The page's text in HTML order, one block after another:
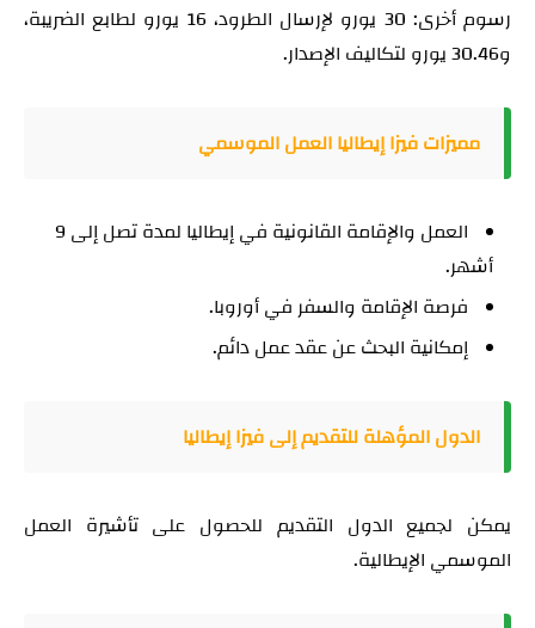
رسوم أخرى: 30 يورو لإرسال الطرود، 16 يورو لطابع الضريبة،
و30.46 يورو لتكاليف الإصدار.
مميزات فيزا إيطاليا العمل الموسمي
العمل والإقامة القانونية في إيطاليا لمدة تصل إلى 9
أشهر.
فرصة الإقامة والسفر في أوروبا.
إمكانية البحث عن عقد عمل دائم.
الدول المؤهلة للتقديم إلى فيزا إيطاليا
يمكن لجميع الدول التقديم للحصول على تأشيرة العمل
الموسمي الإيطالية.